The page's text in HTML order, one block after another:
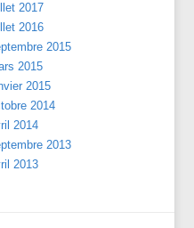
2017
2016
2015
2015
2015
2014
2014
2013
2013